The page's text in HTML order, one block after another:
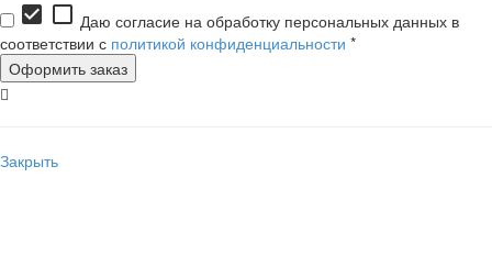
check_box check_box_outline_blank Даю согласие на обработку персональных данных в
соответствии с политикой конфиденциальности *
Закрыть